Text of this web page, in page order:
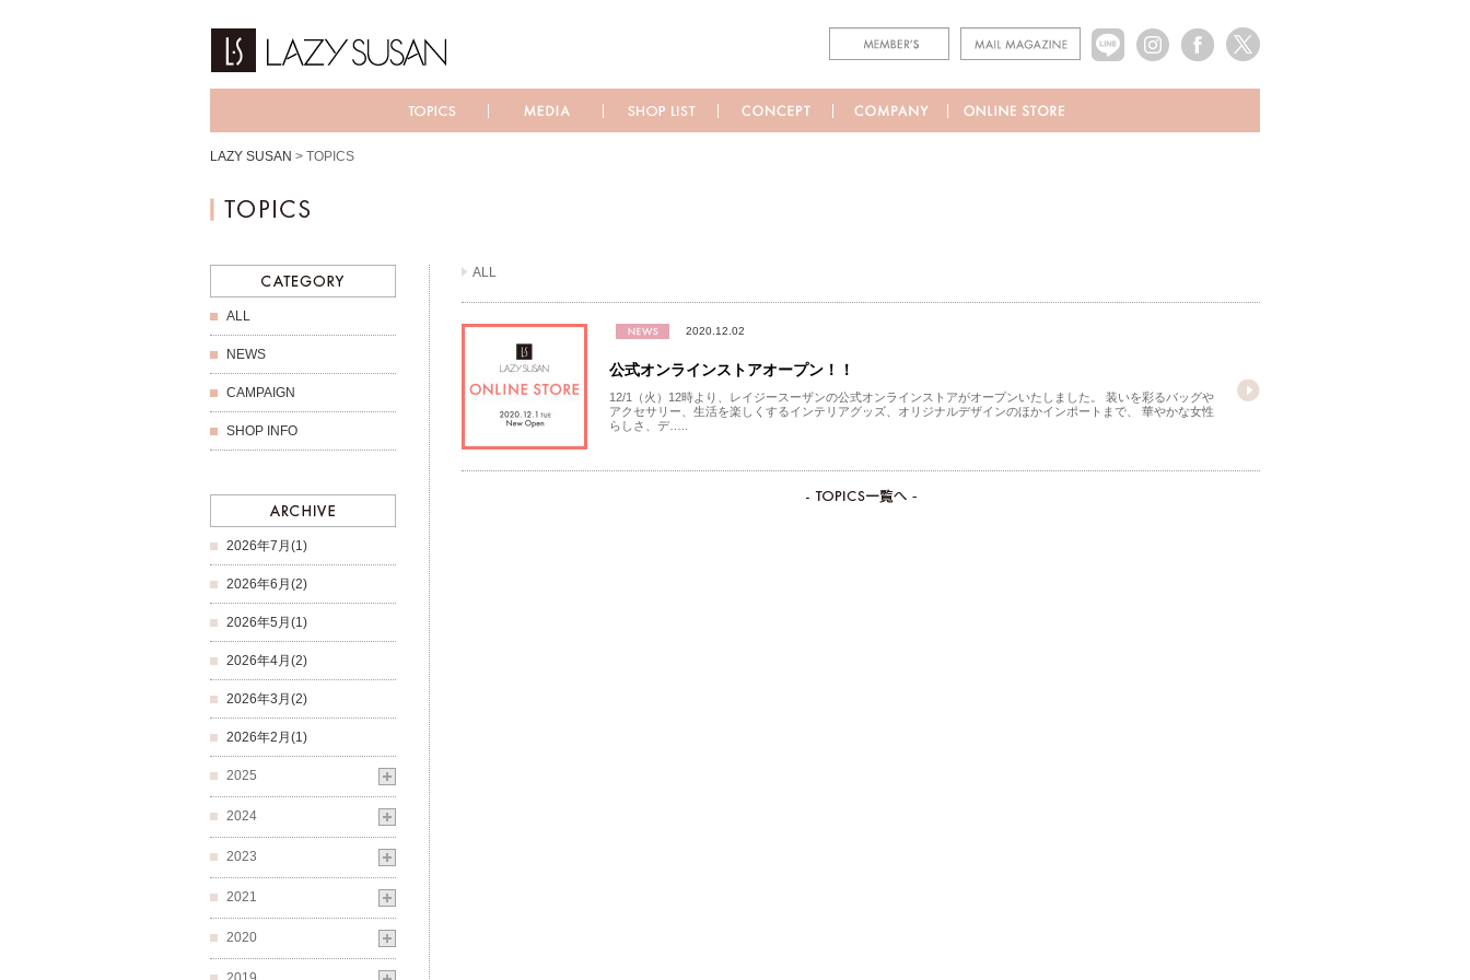
LAZY SUSAN > TOPICS
ALL
NEWS
CAMPAIGN
SHOP INFO
2026年7月(1)
2026年6月(2)
2026年5月(1)
2026年4月(2)
2026年3月(2)
2026年2月(1)
2025
2024
2023
2021
2020
ALL
2020.12.02
公式オンラインストアオープン！！
12/1（火）12時より、レイジースーザンの公式オンラインストアがオープンいたしました。 装いを彩るバッグや
アクセサリー、生活を楽しくするインテリアグッズ、オリジナルデザインのほかインポートまで、 華やかな女性
らしさ、デ…..